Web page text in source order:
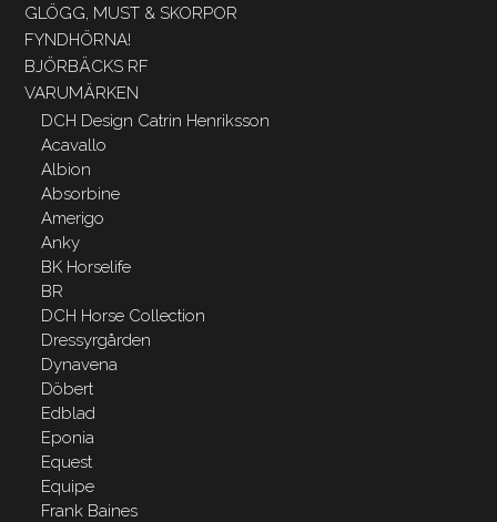
GLÖGG, MUST & SKORPOR
FYNDHÖRNA!
BJÖRBÄCKS RF
VARUMÄRKEN
DCH Design Catrin Henriksson
Acavallo
Albion
Absorbine
Amerigo
Anky
BK Horselife
BR
DCH Horse Collection
Dressyrgården
Dynavena
Döbert
Edblad
Eponia
Equest
Equipe
Frank Baines